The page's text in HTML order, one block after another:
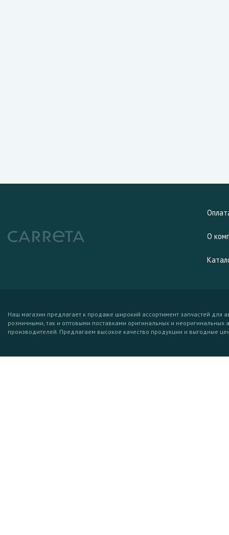
О
Наш магазин предлагает к продаже широкий ассортимент запчастей для
розничными, так и оптовыми поставками оригинальных и неоригинальных
производителей. Предлагаем высокое качество продукции и выгодные